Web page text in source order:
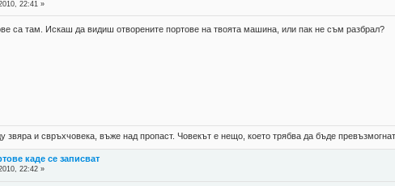
22:41 »
са там. Искаш да видиш отворените портове на твоята машина, или пак не съм разбрал?
звяра и свръхчовека, въже над пропаст. Човекът е нещо, което трябва да бъде
каде се записват
22:42 »